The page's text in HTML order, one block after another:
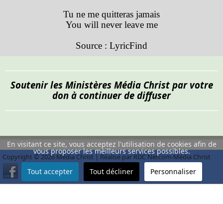
Tu ne me quitteras jamais
You will never leave me
Source : LyricFind
Soutenir les Ministères Média Christ par votre
don à continuer de diffuser
Copyright © 2026 Média Christ | Réalisé par RDC Netcom-Média Christ
En visitant ce site, vous acceptez l'utilisation de cookies afin de
vous proposer les meilleurs services possibles.
Tout accepter Tout décliner Personnaliser